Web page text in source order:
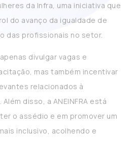
da Infra, uma iniciativa que
do avanço da igualdade de
das profissionais no setor.
divulgar vagas e
mas também incentivar
relacionados à
disso, a ANEINFRA está
o assédio e em promover um
inclusivo, acolhendo e